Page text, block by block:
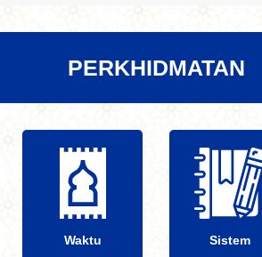
PERKHIDMATAN
Waktu
Sistem